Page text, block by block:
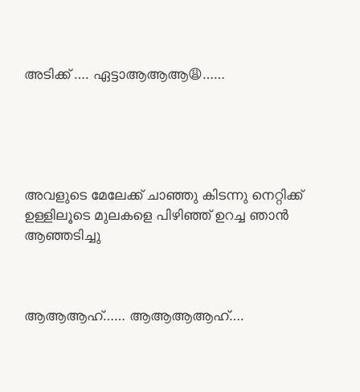
അടിക്ക് …. ഏട്ടാആആആ😩……
അവളുടെ മേലേക്ക് ചാഞ്ഞു കിടന്നു നെറ്റിക്ക്
ഉള്ളിലൂടെ മുലകളെ പിഴിഞ്ഞ് ഉറച്ച ഞാൻ
ആഞ്ഞടിച്ചു
ആആആഹ്…… ആആആആഹ്….